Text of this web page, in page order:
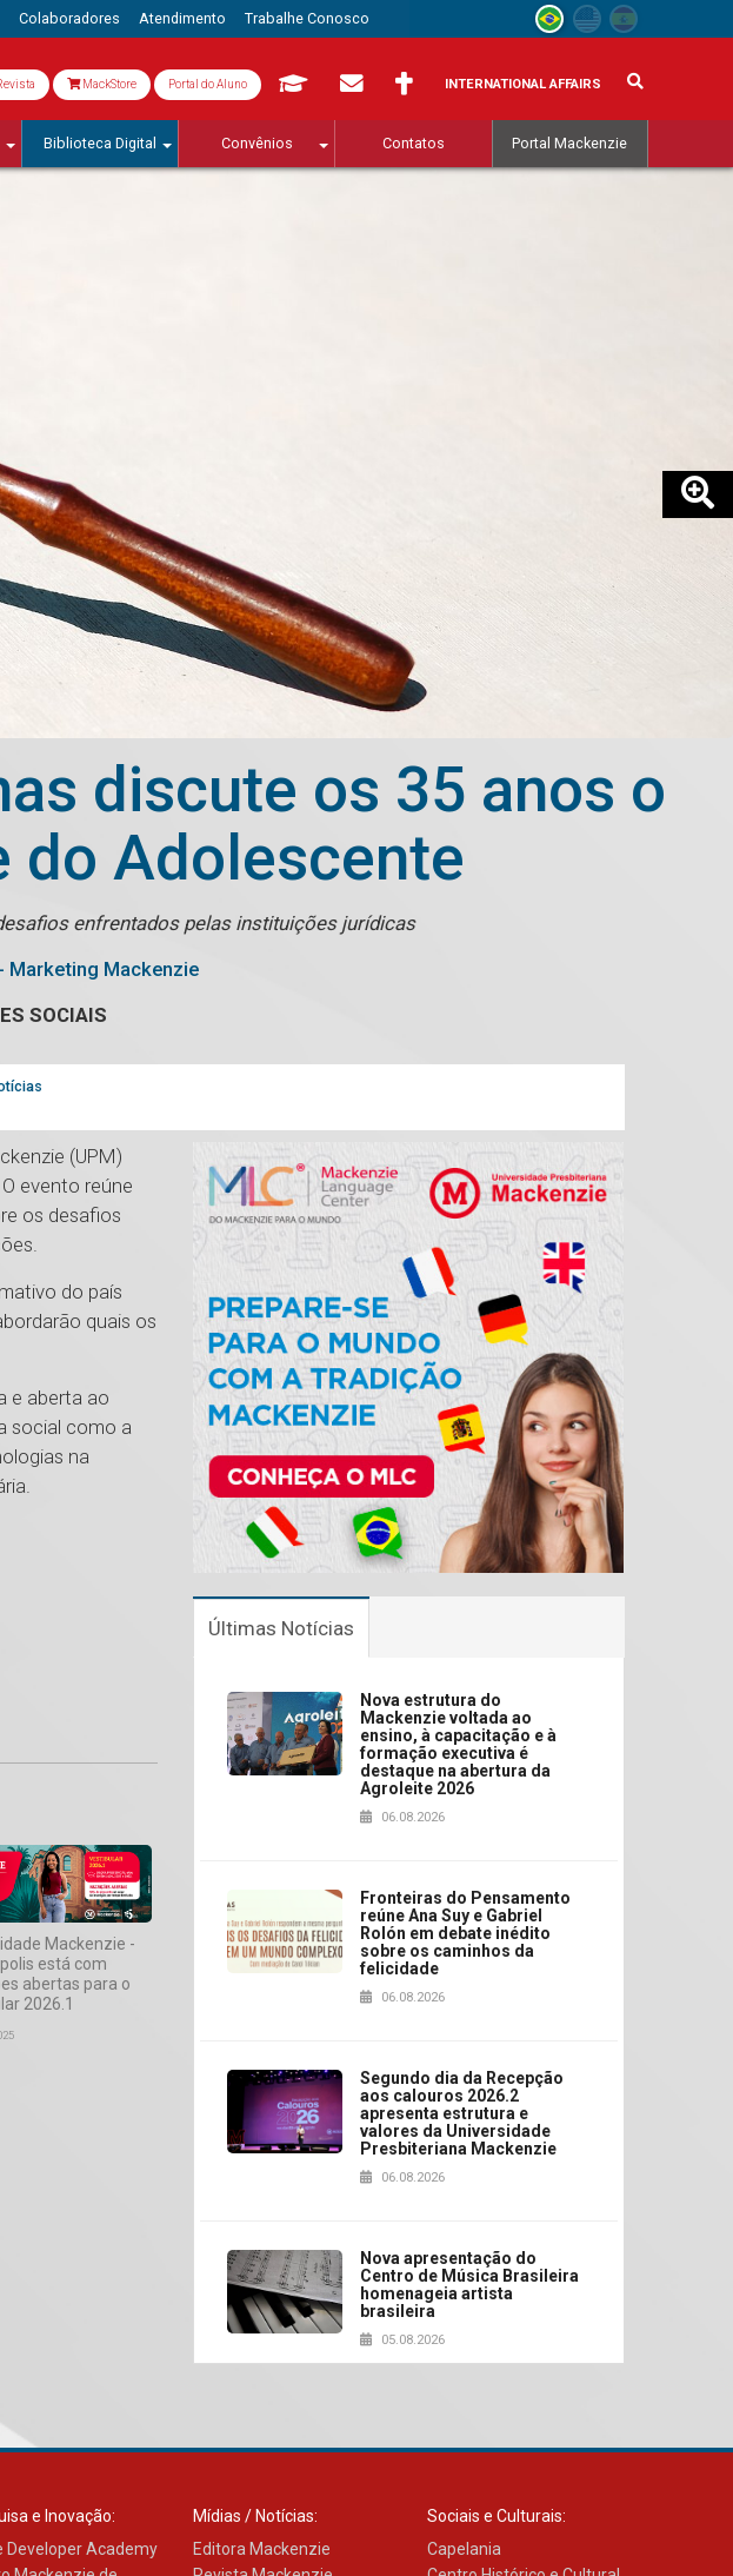
Colaboradores Atendimento Trabalhe Conosco
MackStore Portal do Aluno INTERNATIONAL AFFAIRS
Biblioteca Digital Convênios Contatos Portal Mackenzie
discute os 35 anos o
do Adolescente
enfrentados pelas instituições jurídicas
Marketing Mackenzie
SOCIAIS
(UPM)
O evento reúne
os desafios
do país
quais os
e aberta ao
social como a
na
Mackenzie -
está com
abertas para o
2026.1
Últimas Notícias
Nova estrutura do
Mackenzie voltada ao
ensino, à capacitação e à
formação executiva é
destaque na abertura da
Agroleite 2026
06.08.2026
Fronteiras do Pensamento
reúne Ana Suy e Gabriel
Rolón em debate inédito
sobre os caminhos da
felicidade
06.08.2026
Segundo dia da Recepção
aos calouros 2026.2
apresenta estrutura e
valores da Universidade
Presbiteriana Mackenzie
06.08.2026
Nova apresentação do
Centro de Música Brasileira
homenageia artista
brasileira
05.08.2026
Feira EducationUSA
Seminário discute desafios
e Inovação:
Developer Academy
Mídias / Notícias:
Editora Mackenzie
Sociais e Culturais:
Capelania